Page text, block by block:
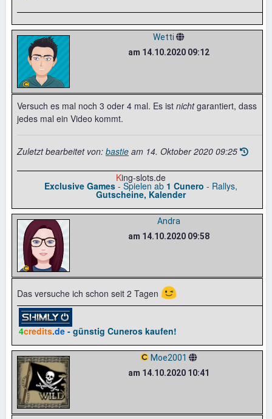
Wetti
am 14.10.2020 09:12
Versuch es mal noch 3 oder 4 mal. Es ist nichtgarantiert, dass
jedes mal ein Video kommt.
Zuletzt bearbeitet von: bastie am 14. Oktober 2020 09:25
King-slots.de
Exclusive Games- Spielen ab 1 Cunero - Rallys,
Gutscheine, Kalender
Andra
am 14.10.2020 09:58
Das versuche ich schon seit 2 Tagen 😉
4credits.de- günstig Cuneros kaufen!
Moe2001
am 14.10.2020 10:41